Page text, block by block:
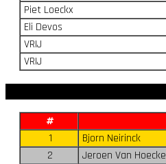
Piet Loeckx
Eli Devos
VRIJ
VRIJ
#
1
Bjorn Neirinck
2
Jeroen Van Hoecke